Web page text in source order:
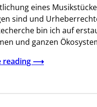
eines
sind und
bin ich auf
und ganzen
reading ⟶